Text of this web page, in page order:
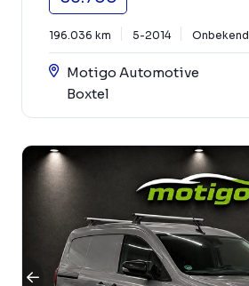
196.036 km 5-2014 Onbekend
Motigo Automotive
Boxtel